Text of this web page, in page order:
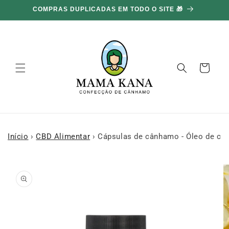
ir para o
conteúdo
COMPRAS DUPLICADAS EM TODO O SITE 🎁
Carrinho
Início › CBD Alimentar › Cápsulas de cânhamo - Óleo de